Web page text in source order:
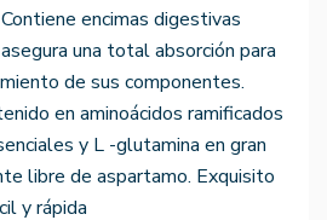
encimas digestivas
una total absorción para
de sus componentes.
en aminoácidos ramificados
y L -glutamina en gran
libre de aspartamo. Exquisito
y rápida